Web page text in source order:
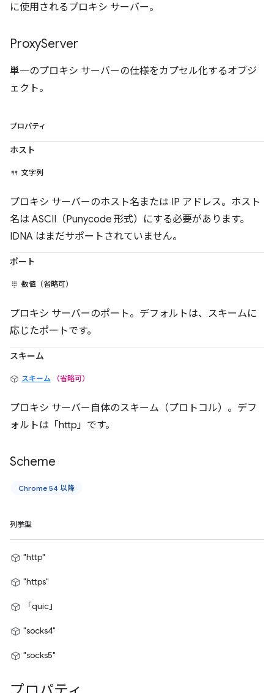
に使用されるプロキシ サーバー。
ProxyServer
単一のプロキシ サーバーの仕様をカプセル化するオブジ
ェクト。
プロパティ
ホスト
文字列
プロキシ サーバーのホスト名または IP アドレス。ホスト
名は ASCII（Punycode 形式）にする必要があります。
IDNA はまだサポートされていません。
ポート
数値（省略可）
プロキシ サーバーのポート。デフォルトは、スキームに
応じたポートです。
スキーム
スキーム （省略可）
プロキシ サーバー自体のスキーム（プロトコル）。デフ
ォルトは「http」です。
Scheme
Chrome 54 以降
列挙型
"http"
"https"
「quic」
"socks4"
"socks5"